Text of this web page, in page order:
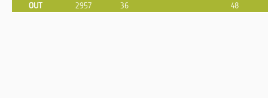
OUT
2957 36 48